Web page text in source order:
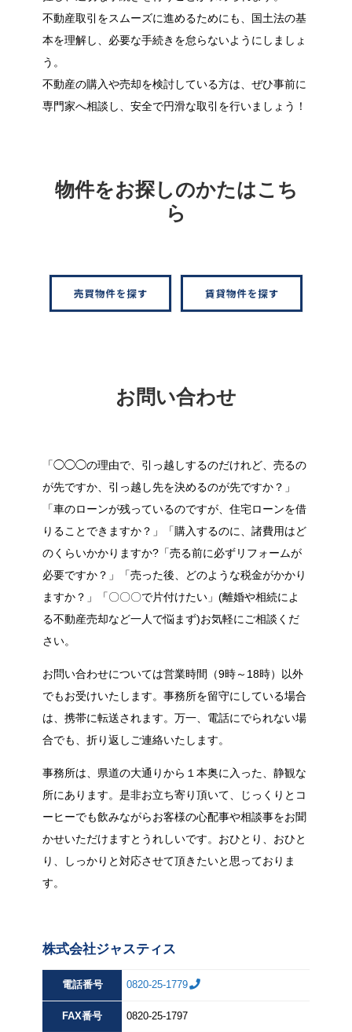
不動産取引をスムーズに進めるためにも、国土法の基
本を理解し、必要な手続きを怠らないようにしましょ
う。
不動産の購入や売却を検討している方は、ぜひ事前に
専門家へ相談し、安全で円滑な取引を行いましょう！
物件をお探しのかたはこち
ら
お問い合わせ
「◯◯◯の理由で、引っ越しするのだけれど、売るの
が先ですか、引っ越し先を決めるのが先ですか？」
「車のローンが残っているのですが、住宅ローンを借
りることできますか？」「購入するのに、諸費用はど
のくらいかかりますか?「売る前に必ずリフォームが
必要ですか？」「売った後、どのような税金がかかり
ますか？」「〇〇〇で片付けたい」(離婚や相続によ
る不動産売却など一人で悩まず)お気軽にご相談くだ
さい。
お問い合わせについては営業時間（9時～18時）以外
でもお受けいたします。事務所を留守にしている場合
は、携帯に転送されます。万一、電話にでられない場
合でも、折り返しご連絡いたします。
事務所は、県道の大通りから１本奥に入った、静観な
所にあります。是非お立ち寄り頂いて、じっくりとコ
ーヒーでも飲みながらお客様の心配事や相談事をお聞
かせいただけますとうれしいです。おひとり、おひと
り、しっかりと対応させて頂きたいと思っておりま
す。
株式会社ジャスティス
電話番号 0820-25-1779
FAX番号 0820-25-1797